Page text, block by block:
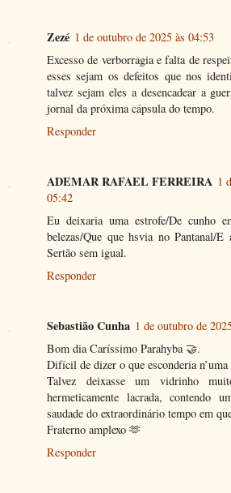
Zezé 1 de outubro de 2025 às 04:53
Excesso de verborragia e falta de
esses sejam os defeitos que nos
talvez sejam eles a desencadear a
jornal da próxima cápsula do tempo.
Responder
ADEMAR RAFAEL FERREIRA 1
05:42
Eu deixaria uma estrofe/De cunho
belezas/Que que hsvia no Pantanal/
Sertão sem igual.
Responder
Sebastião Cunha 1 de outubro de
Bom dia Caríssimo Parahyba 🤝.
Difícil de dizer o que esconderia
Talvez deixasse um vidrinho
hermeticamente lacrada, contendo
saudade do extraordinário tempo em
Fraterno amplexo 🫶
Responder